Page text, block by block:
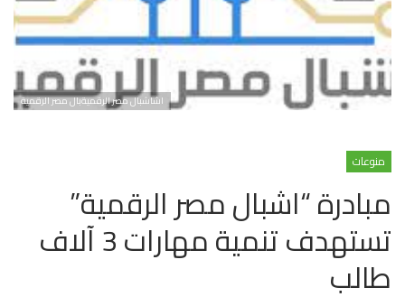
اشاشبال مصر الرقميةبال مصر الرقمية
منوعات
مبادرة “اشبال مصر الرقمية”
تستهدف تنمية مهارات 3 آلاف
طالب